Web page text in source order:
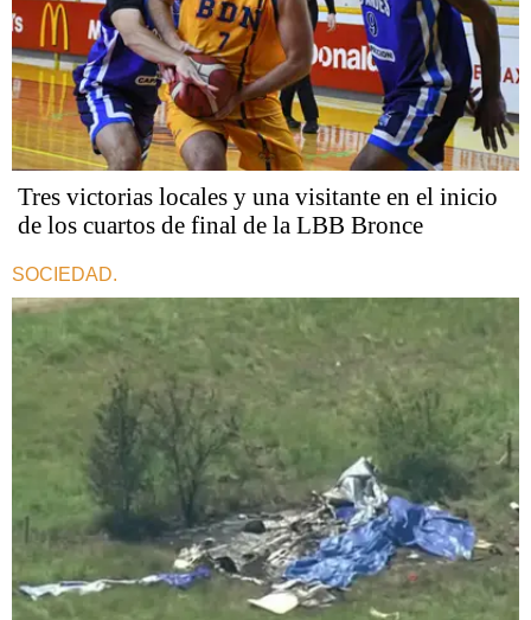
Tres victorias locales y una visitante en el inicio
de los cuartos de final de la LBB Bronce
SOCIEDAD.